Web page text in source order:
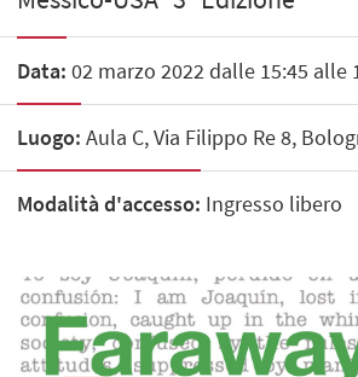
Data: 02 marzo 2022 dalle 15:45 alle
Luogo: Aula C, Via Filippo Re 8,
Modalità d'accesso: Ingresso libero